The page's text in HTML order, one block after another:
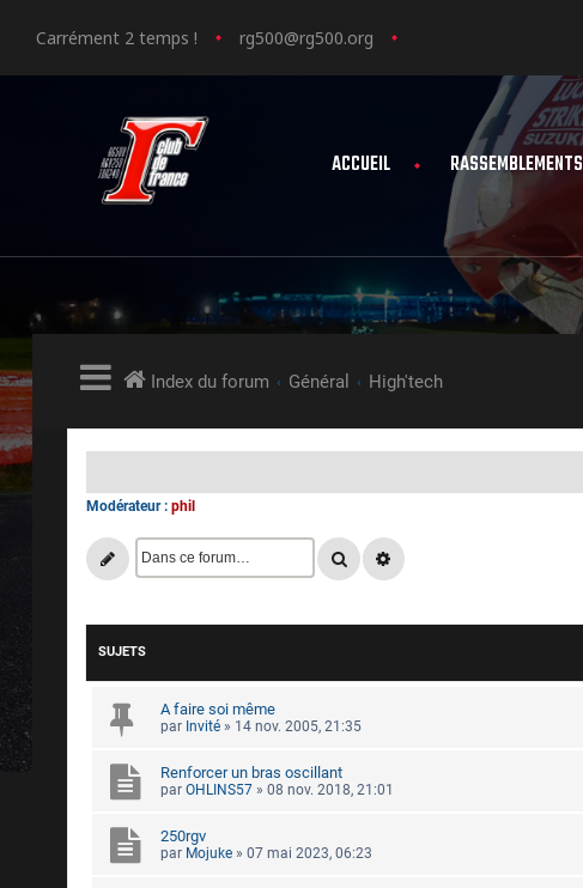
Carrément 2 temps ! rg500@rg500.org
ACCUEIL RASSEMBLEMENTS